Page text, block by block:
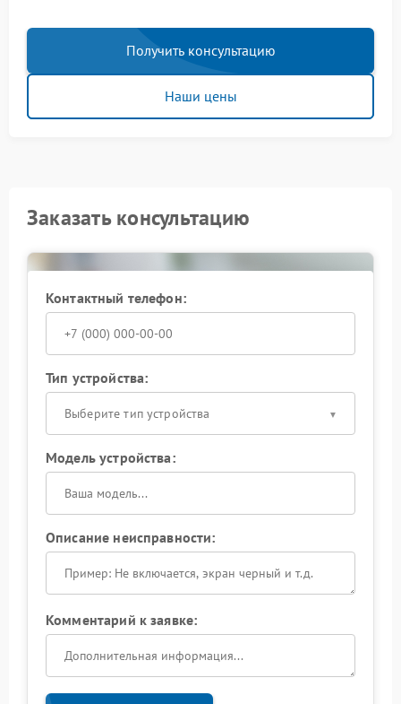
Получить консультацию
Наши цены
Заказать консультацию
Контактный телефон:
Тип устройства:
Выберите тип устройства
Модель устройства:
Описание неисправности:
Комментарий к заявке: